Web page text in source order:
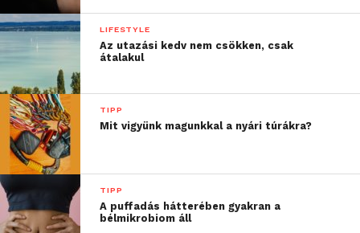
LIFESTYLE
Az utazási kedv nem csökken, csak
átalakul
TIPP
Mit vigyünk magunkkal a nyári túrákra?
TIPP
A puffadás hátterében gyakran a
bélmikrobiom áll